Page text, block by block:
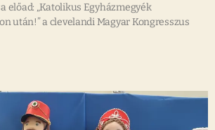
előad: „Katolikus Egyházmegyék
után!” a clevelandi Magyar Kongresszus